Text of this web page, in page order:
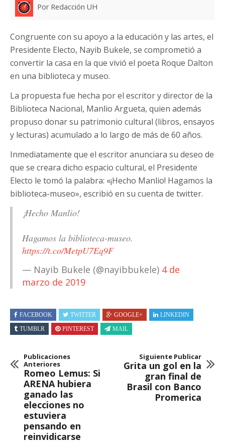
Por Redacción UH
Congruente con su apoyo a la educación y las artes, el
Presidente Electo, Nayib Bukele, se comprometió a
convertir la casa en la que vivió el poeta Roque Dalton
en una biblioteca y museo.
La propuesta fue hecha por el escritor y director de la
Biblioteca Nacional, Manlio Argueta, quien además
propuso donar su patrimonio cultural (libros, ensayos
y lecturas) acumulado a lo largo de más de 60 años.
Inmediatamente que el escritor anunciara su deseo de
que se creara dicho espacio cultural, el Presidente
Electo le tomó la palabra: «¡Hecho Manlio! Hagamos la
biblioteca-museo», escribió en su cuenta de twitter.
¡Hecho Manlio!
Hagamos la biblioteca-museo.
https://t.co/MetpU7Eq9F
— Nayib Bukele (@nayibbukele) 4 de
marzo de 2019
FACEBOOK TWITTER GOOGLE+
LINKEDIN
TUMBLR
PINTEREST MAIL
Publicaciones
Anteriores
Romeo Lemus: Si
ARENA hubiera
ganado las
elecciones no
estuviera
pensando en
reinvidicarse
Siguiente Publicar
Grita un gol en la
gran final de
Brasil con Banco
Promerica